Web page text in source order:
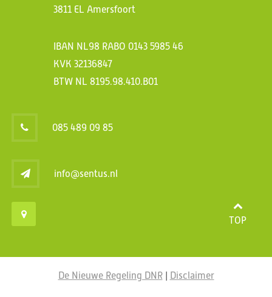
3811 EL Amersfoort
IBAN NL98 RABO 0143 5985 46
KVK 32136847
BTW NL 8195.98.410.B01
085 489 09 85
info@sentus.nl
TOP
De Nieuwe Regeling DNR| Disclaimer